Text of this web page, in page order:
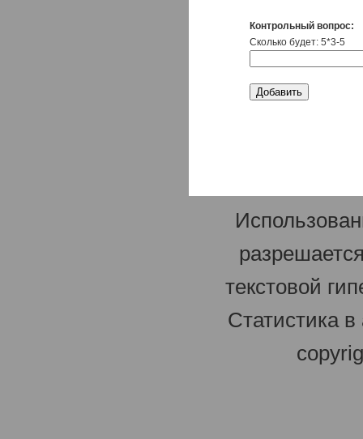
Контрольный вопрос:
Сколько будет: 5*3-5
текстовой
Статистика